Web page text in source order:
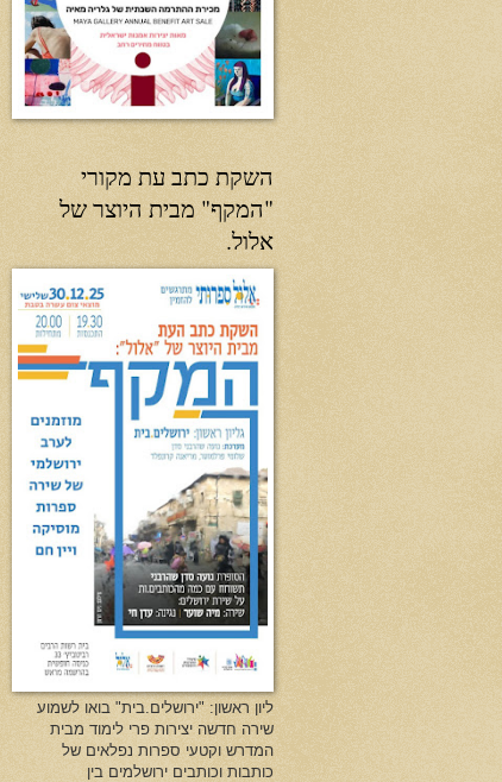
השקת כתב עת מקורי
"המקף" מבית היוצר של
אלול.
ליון ראשון: "ירושלים.בית" בואו לשמוע
שירה חדשה יצירות פרי לימוד מבית
המדרש וקטעי ספרות נפלאים של
כותבות וכותבים ירושלמים בין